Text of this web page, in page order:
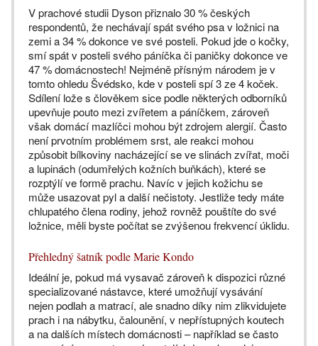
V prachové studii Dyson přiznalo 30 % českých
respondentů, že nechávají spát svého psa v ložnici na
zemi a 34 % dokonce ve své posteli. Pokud jde o kočky,
smí spát v posteli svého páníčka či paničky dokonce ve
47 % domácnostech! Nejméně přísným národem je v
tomto ohledu Švédsko, kde v posteli spí 3 ze 4 koček.
Sdílení lože s člověkem sice podle některých odborníků
upevňuje pouto mezi zvířetem a páníčkem, zároveň
však domácí mazlíčci mohou být zdrojem alergií. Často
není prvotním problémem srst, ale reakci mohou
způsobit bílkoviny nacházející se ve slinách zvířat, moči
a lupinách (odumřelých kožních buňkách), které se
rozptýlí ve formě prachu. Navíc v jejich kožichu se
může usazovat pyl a další nečistoty. Jestliže tedy máte
chlupatého člena rodiny, jehož rovněž pouštíte do své
ložnice, měli byste počítat se zvýšenou frekvencí úklidu.
Přehledný šatník podle Marie Kondo
Ideální je, pokud má vysavač zároveň k dispozici různé
specializované nástavce, které umožňují vysávání
nejen podlah a matrací, ale snadno díky nim zlikvidujete
prach i na nábytku, čalounění, v nepřístupných koutech
a na dalších místech domácnosti – například se často